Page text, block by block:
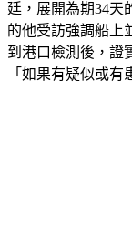
據自由電子報獨家
廷，展開為期34天
的他受訪強調船上
到港口檢測後，證